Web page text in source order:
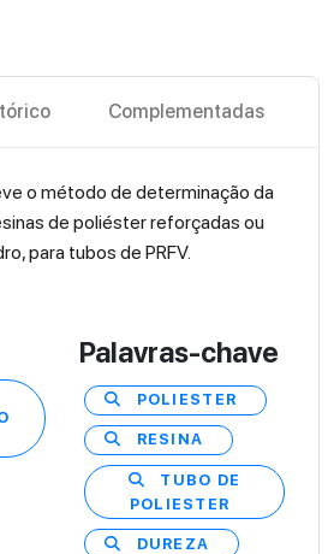
Complementadas
o método de determinação da
de poliéster reforçadas ou
para tubos de PRFV.
Palavras-chave
POLIESTER
RESINA
TUBO DE
POLIESTER
DUREZA